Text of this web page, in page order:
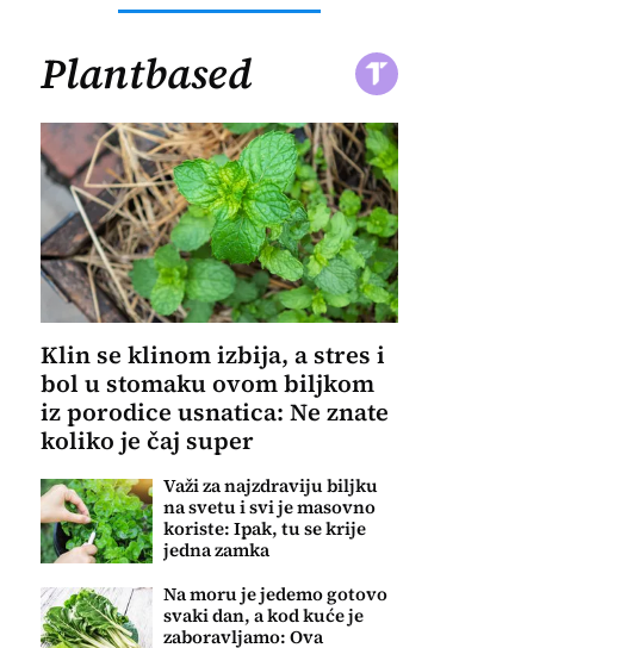
Plantbased
Klin se klinom izbija, a stres i
bol u stomaku ovom biljkom
iz porodice usnatica: Ne znate
koliko je čaj super
Važi za najzdraviju biljku
na svetu i svi je masovno
koriste: Ipak, tu se krije
jedna zamka
Na moru je jedemo gotovo
svaki dan, a kod kuće je
zaboravljamo: Ova